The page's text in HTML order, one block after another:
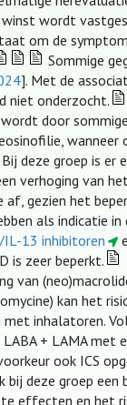
wordt
om de
Sommige
]. Met de
niet onderzocht.
wordt door
wanneer
deze groep is er
verhoging van
gezien het
als indicatie
IL-13 inhibitoren
is zeer beperkt.
van
kan het
inhalatoren.
+ LAMA
ook ICS
bij deze groep
effecten en het